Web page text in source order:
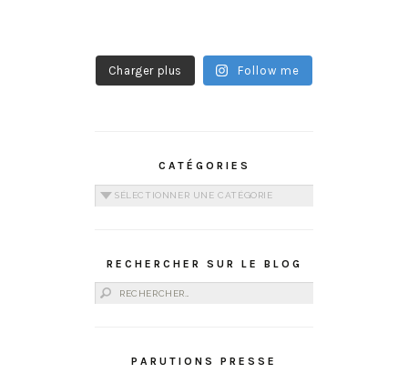
Charger plus Follow me
CATÉGORIES
Catégories
RECHERCHER SUR LE BLOG
Rechercher :
PARUTIONS PRESSE